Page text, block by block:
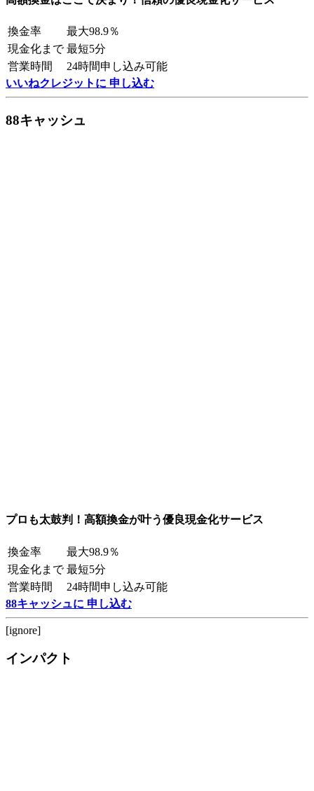
換金率
最大98.9％
現金化まで 最短5分
営業時間
24時間申し込み可能
いいねクレジットに 申し込む
88キャッシュ
プロも太鼓判！高額換金が叶う優良現金化サービス
換金率
最大98.9％
現金化まで 最短5分
営業時間
24時間申し込み可能
88キャッシュに 申し込む
[ignore]
インパクト